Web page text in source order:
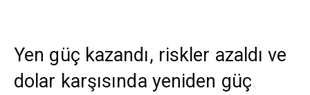
Yen güç kazandı, riskler azaldı ve
dolar karşısında yeniden güç